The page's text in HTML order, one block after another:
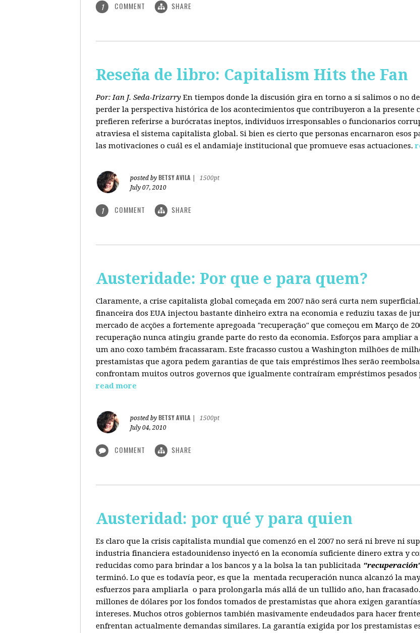
1 COMMENT SHARE
Reseña de libro: Capitalism Hits the Fan
Por: Ian J. Seda-Irizarry En tiempos donde la discusión gira en torno a si salimos o no
perder la perspectiva histórica de los acontecimientos que contribuyeron a la presente
prefieren referirse a burócratas ineptos, individuos irresponsables o funcionarios
atraviesa el sistema capitalista global. Si bien es cierto que personas encarnaron esos
las motivaciones o cuál es el andamiaje institucional que promueve esas actuaciones.
posted by BETSY AVILA
1500pt
July 07, 2010
1 COMMENT SHARE
Austeridade: Por que e para quem?
Claramente, a crise capitalista global começada em 2007 não será curta nem
financeira dos EUA injectou bastante dinheiro extra na economia e reduziu taxas de
mercado de acções a fortemente apregoada "recuperação" que começou em Março de
recuperação nunca atingiu grande parte do resto da economia. Esforços para ampliar
um ano coxo também fracassaram. Este fracasso custou a Washington milhões de
prestamistas que agora pedem garantias de que tais empréstimos lhes serão
confrontam muitos outros governos que igualmente contraíram empréstimos pesados
read more
posted by BETSY AVILA
1500pt
July 04, 2010
COMMENT SHARE
Austeridad: por qué y para quien
Es claro que la crisis capitalista mundial que comenzó en el 2007 no será ni breve ni
industria financiera estadounidenso inyectó en la economía suficiente dinero extra y
reducidas como para brindar a los bancos y a la bolsa la tan publicitada
terminó. Lo que es todavía peor, es que la mentada recuperación nunca alcanzó la
esfuerzos para ampliarla o para prolongarla más allá de un tullido año, han
millones de dólares por los fondos tomados de prestamistas que ahora exigen
intereses. Muchos otros gobiernos también masivamente endeudados para hacer
enfrentan actualmente demandas similares. La garantía exigida por los prestamistas